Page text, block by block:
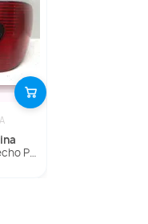
Berlina